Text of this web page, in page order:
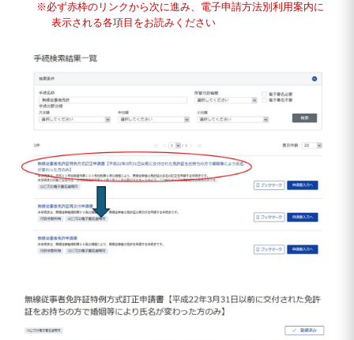
※必ず赤枠のリンクから次に進み、電子申請方法別利用案内に
表示される各項目をお読みください